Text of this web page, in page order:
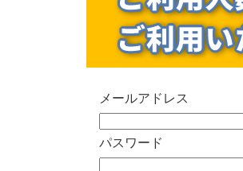
メールアドレス
パスワード